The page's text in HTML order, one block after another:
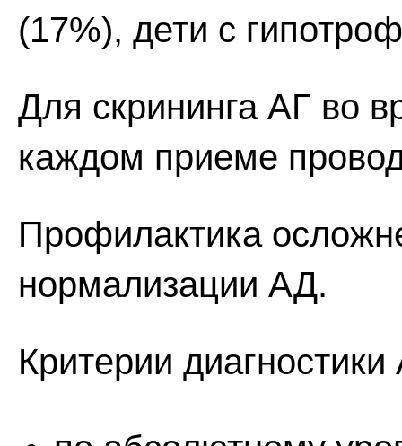
(17%), дети с
Для скрининга АГ во
каждом приеме
Профилактика
нормализации АД.
Критерии диагностики